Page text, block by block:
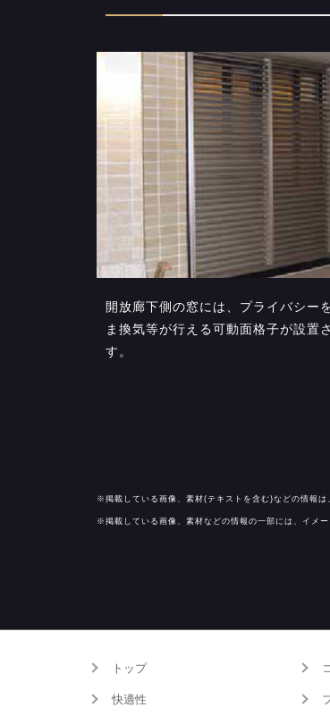
開放廊下側の窓には、プライバシー
ま換気等が行える可動面格子が設置
す。
※掲載している画像、素材(テキストを含む)などの情報は
※掲載している画像、素材などの情報の一部には、イメ
トップ
快適性